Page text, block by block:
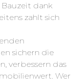
Bauzeit dank
zahlt sich
sichern die
verbessern das
Wer